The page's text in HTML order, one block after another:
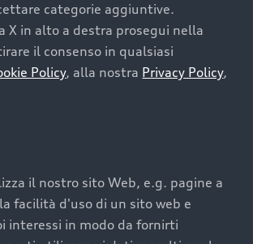
sicuro, è essenziale considerare
Prima Scelta :plus
nel tempo;
categorie aggiuntive.
in alto a destra prosegui nella
il consenso in qualsiasi
Policy, alla nostra Privacy Policy,
il nostro sito Web, e.g. pagine a
facilità d'uso di un sito web e
interessi in modo da fornirti